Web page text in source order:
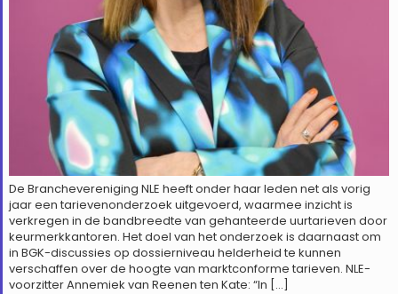
De Branchevereniging NLE heeft onder haar leden net als vorig
jaar een tarievenonderzoek uitgevoerd, waarmee inzicht is
verkregen in de bandbreedte van gehanteerde uurtarieven door
keurmerkkantoren. Het doel van het onderzoek is daarnaast om
in BGK-discussies op dossierniveau helderheid te kunnen
verschaffen over de hoogte van marktconforme tarieven. NLE-
voorzitter Annemiek van Reenen ten Kate: “In […]